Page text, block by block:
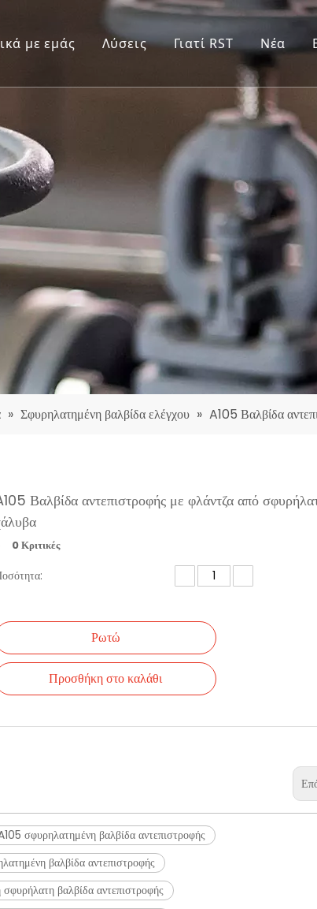
με εμάς Λύσεις Γιατί RST Νέα
» Σφυρηλατημένη βαλβίδα ελέγχου » A105 Βαλβίδα
Βαλβίδα αντεπιστροφής με φλάντζα από
0 Κριτικές
Ρωτώ
Προσθήκη στο καλάθι
σφυρηλατημένη βαλβίδα αντεπιστροφής
βαλβίδα αντεπιστροφής
σφυρήλατη βαλβίδα αντεπιστροφής